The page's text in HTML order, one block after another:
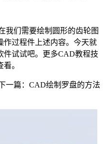
我们需要绘制圆形的齿轮图
作过程件上述内容。今天就
件试试吧。更多CAD教程技
。
一篇：CAD绘制罗盘的方法